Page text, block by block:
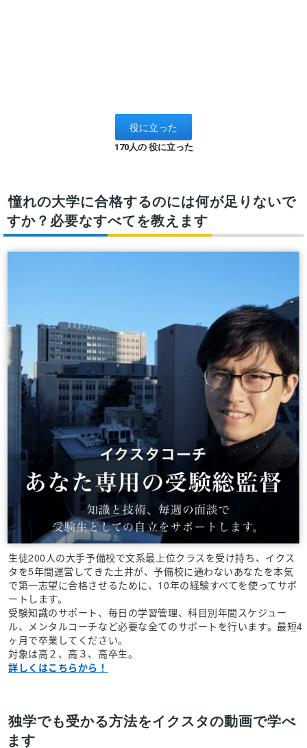
170人の 役に立った
憧れの大学に合格するのには何が足りないで
すか？必要なすべてを教えます
生徒200人の大手予備校で文系最上位クラスを受け持ち、イクス
タを5年間運営してきた土井が、予備校に通わないあなたを本気
で第一志望に合格させるために、10年の経験すべてを使ってサポ
ートします。
受験知識のサポート、毎日の学習管理、科目別年間スケジュー
ル、メンタルコーチなど必要な全てのサポートを行います。最短4
ヶ月で卒業してください。
対象は高２、高３、高卒生。
詳しくはこちらから！
独学でも受かる方法をイクスタの動画で学べ
ます